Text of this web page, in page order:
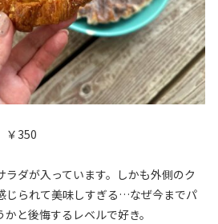
￥350
ラダが入っています。しかも外側のク
じられて美味しすぎる…なぜ今までパ
と後悔するレベルで好き。